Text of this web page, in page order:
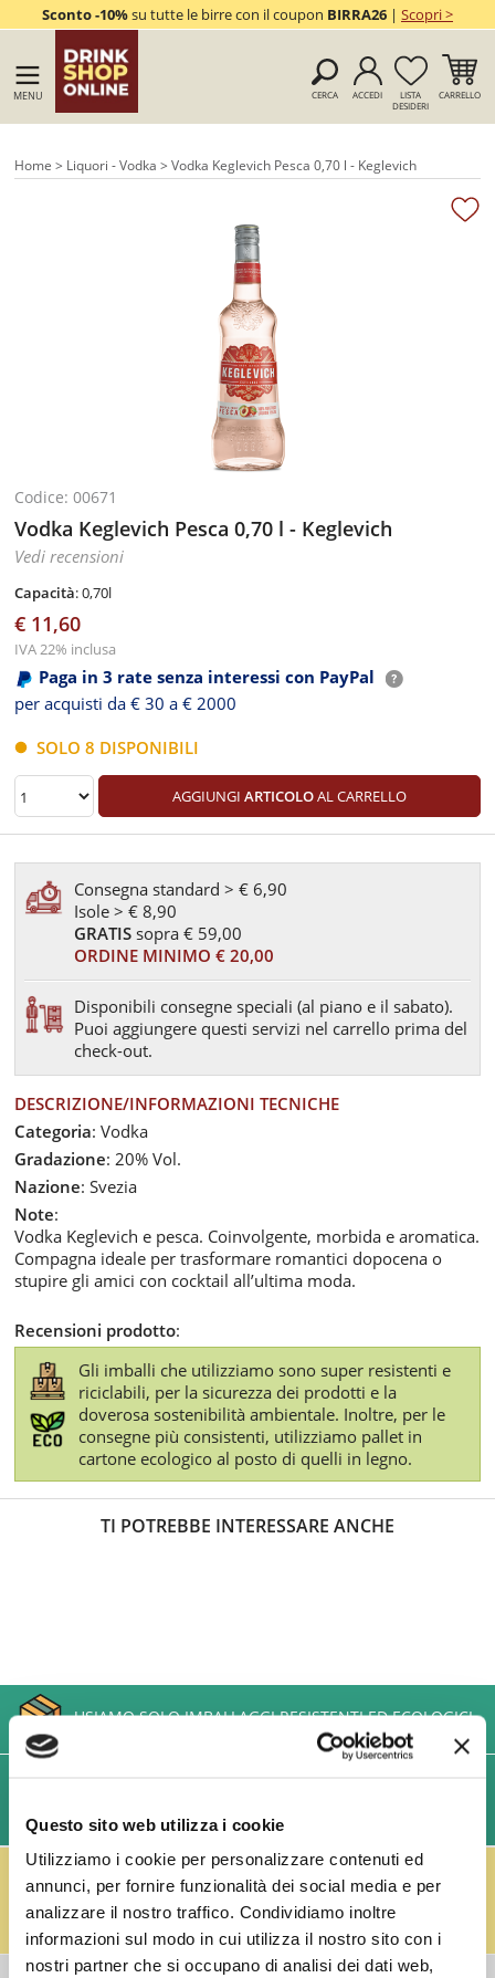
Questo sito web utilizza i cookie
Utilizziamo i cookie per personalizzare contenuti ed
annunci, per fornire funzionalità dei social media e per
analizzare il nostro traffico. Condividiamo inoltre
informazioni sul modo in cui utilizza il nostro sito con i
nostri partner che si occupano di analisi dei dati web,
Sconto -10%su tutte le birre con il coupon BIRRA26| Scopri >
MENU CERCA ACCEDI
LISTA
DESIDERI
CARRELLO
Home > Liquori - Vodka > Vodka Keglevich Pesca 0,70 l - Keglevich
Codice: 00671
Vodka Keglevich Pesca 0,70 l - Keglevich
Vedi recensioni
Capacità: 0,70l
€ 11,60
IVA 22% inclusa
Paga in 3 rate senza interessi con PayPal
per acquisti da € 30 a € 2000
SOLO 8 DISPONIBILI
AGGIUNGI ARTICOLOAL CARRELLO
Consegna standard > € 6,90
Isole > € 8,90
GRATIS sopra € 59,00
ORDINE MINIMO € 20,00
Disponibili consegne speciali (al piano e il sabato).
Puoi aggiungere questi servizi nel carrello prima del
check-out.
DESCRIZIONE/INFORMAZIONI TECNICHE
Categoria: Vodka
Gradazione: 20% Vol.
Nazione: Svezia
Note:
Vodka Keglevich e pesca. Coinvolgente, morbida e aromatica.
Compagna ideale per trasformare romantici dopocena o
stupire gli amici con cocktail all’ultima moda.
Recensioni prodotto:
Gli imballi che utilizziamo sono super resistenti e
riciclabili, per la sicurezza dei prodotti e la
doverosa sostenibilità ambientale. Inoltre, per le
consegne più consistenti, utilizziamo pallet in
cartone ecologico al posto di quelli in legno.
TI POTREBBE INTERESSARE ANCHE
USIAMO SOLO IMBALLAGGI RESISTENTI ED ECOLOGICI
LAVORATIVI)
IL RESO FUSTI TI PREMIA!
Effettua il reso dei vuoti dei fusti Perfect Draft
(almeno 3 fusti) e ricevi un buono da € 5,00 per ogni
fusto, clicca qui.